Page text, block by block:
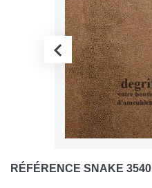
RÉFÉRENCE SNAKE 3540